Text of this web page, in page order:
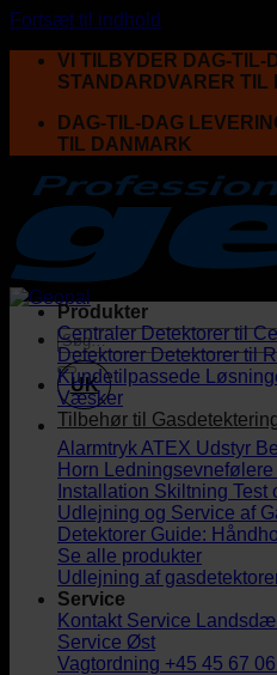
Fortsæt til indhold
VI TILBYDER DAG-TIL-
STANDARDVARER TIL
DAG-TIL-DAG
TIL DANMARK
UK
Produkter
Centraler Detektorer til
Detektorer Detektorer til
Kundetilpassede
Væsker
Tilbehør til
AlarmtrykATEX Udstyr
Horn
Installation Skiltning Test
Udlejning og Service af
Detektorer Guide:
Se alle produkter
Udlejning af
Service
Kontakt Service
Service Øst
Vagtordning +45 45 67